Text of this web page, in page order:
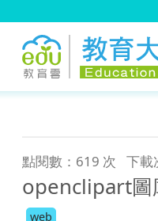
點閱數：619 次 下載
openclipart
web